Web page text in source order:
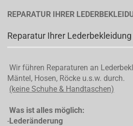
REPARATUR IHRER
Reparatur Ihrer Lederbekleidung
Wir führen Reparaturen an
Mäntel, Hosen, Röcke u.s.w. durch.
(keine Schuhe & Handtaschen)
Was ist alles möglich:
-Lederänderung